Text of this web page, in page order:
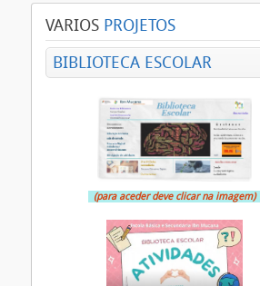
VARIOS PROJETOS
BIBLIOTECA ESCOLAR
(para aceder deve clicar na imagem)